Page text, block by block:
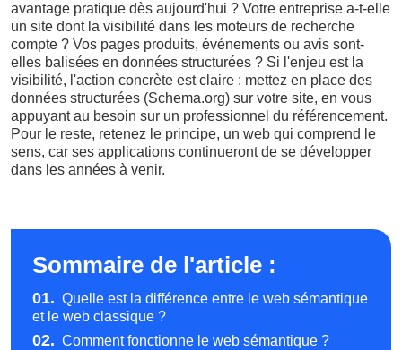
avantage pratique dès aujourd'hui ? Votre entreprise a-t-elle
un site dont la visibilité dans les moteurs de recherche
compte ? Vos pages produits, événements ou avis sont-
elles balisées en données structurées ? Si l'enjeu est la
visibilité, l'action concrète est claire : mettez en place des
données structurées (Schema.org) sur votre site, en vous
appuyant au besoin sur un professionnel du référencement.
Pour le reste, retenez le principe, un web qui comprend le
sens, car ses applications continueront de se développer
dans les années à venir.
Sommaire de l'article :
01. Quelle est la différence entre le web sémantique
et le web classique ?
02. Comment fonctionne le web sémantique ?